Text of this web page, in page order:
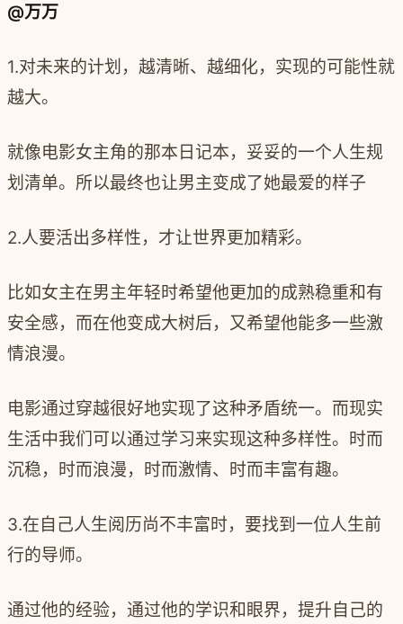
@万万
1.对未来的计划，越清晰、越细化，实现的可能性就
越大。
就像电影女主角的那本日记本，妥妥的一个人生规
划清单。所以最终也让男主变成了她最爱的样子
2.人要活出多样性，才让世界更加精彩。
比如女主在男主年轻时希望他更加的成熟稳重和有
安全感，而在他变成大树后，又希望他能多一些激
情浪漫。
电影通过穿越很好地实现了这种矛盾统一。而现实
生活中我们可以通过学习来实现这种多样性。时而
沉稳，时而浪漫，时而激情、时而丰富有趣。
3.在自己人生阅历尚不丰富时，要找到一位人生前
行的导师。
通过他的经验，通过他的学识和眼界，提升自己的